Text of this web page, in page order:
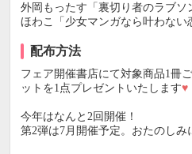
外岡もったす「裏切り者のラブソ
ほわこ「少女マンガなら叶わない
配布方法
フェア開催書店にて対象商品1冊
ットを1点プレゼントいたします♥
今年はなんと2回開催！
第2弾は7月開催予定。おたのしみ